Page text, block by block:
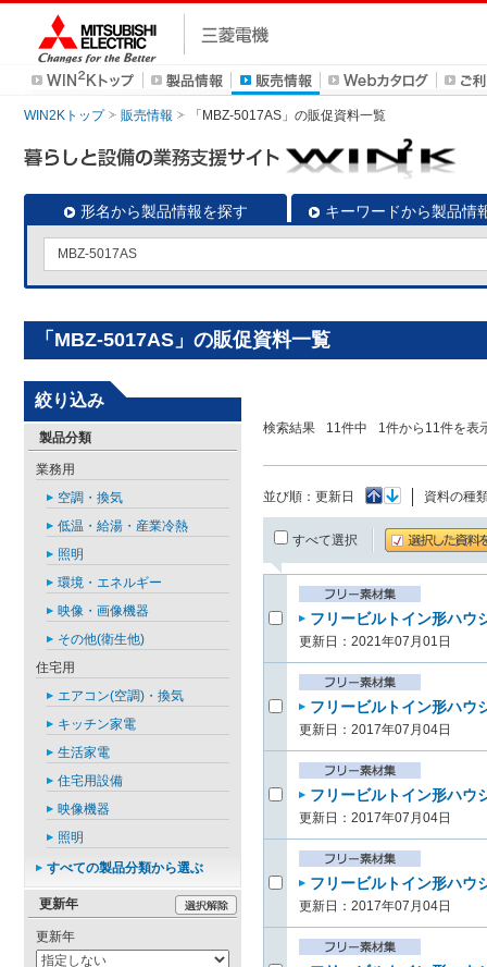
WIN2Kトップ 販売情報 「MBZ-5017AS」の販促資料一覧
形名から製品情報を探す キーワードから製品情
「MBZ-5017AS」の販促資料一覧
検索結果 11件中 1件から 11件を表
並び順： 更新日 資料の種
すべて選択
フリービルトイン形ハ
更新日：2021年07月01日
フリービルトイン形ハ
更新日：2017年07月04日
フリービルトイン形ハ
更新日：2017年07月04日
フリービルトイン形ハ
更新日：2017年07月04日
絞り込み
製品分類
業務用
空調・換気
低温・給湯・産業冷熱
照明
環境・エネルギー
映像・画像機器
その他(衛生他)
住宅用
エアコン(空調)・換気
キッチン家電
生活家電
住宅用設備
映像機器
照明
すべての製品分類から選ぶ
更新年
更新年